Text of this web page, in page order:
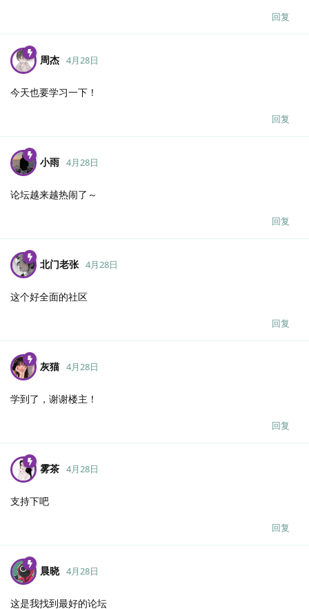
回复
周杰 4月28日
今天也要学习一下！
回复
小雨 4月28日
论坛越来越热闹了～
回复
北门老张 4月28日
这个好全面的社区
回复
灰猫 4月28日
学到了，谢谢楼主！
回复
雾茶 4月28日
支持下吧
回复
晨晓 4月28日
这是我找到最好的论坛